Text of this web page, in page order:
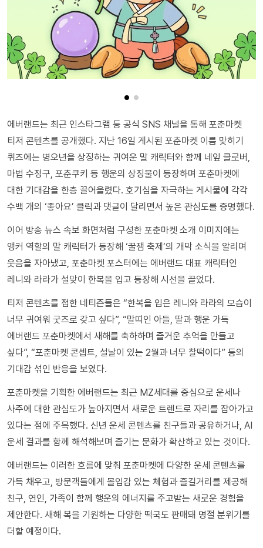
에버랜드는 최근 인스타그램 등 공식 SNS 채널을 통해 포춘마켓
티저 콘텐츠를 공개했다. 지난 16일 게시된 포춘마켓 이름 맞히기
퀴즈에는 병오년을 상징하는 귀여운 말 캐릭터와 함께 네잎 클로버,
마법 수정구, 포춘쿠키 등 행운의 상징물이 등장하며 포춘마켓에
대한 기대감을 한층 끌어올렸다. 호기심을 자극하는 게시물에 각각
수백 개의 ‘좋아요’ 클릭과 댓글이 달리면서 높은 관심도를 증명했다.
이어 방송 뉴스 속보 화면처럼 구성한 포춘마켓 소개 이미지에는
앵커 역할의 말 캐릭터가 등장해 ‘꿀잼 축제’의 개막 소식을 알리며
웃음을 자아냈고, 포춘마켓 포스터에는 에버랜드 대표 캐릭터인
레니와 라라가 설맞이 한복을 입고 등장해 시선을 끌었다.
티저 콘텐츠를 접한 네티즌들은 “한복을 입은 레니와 라라의 모습이
너무 귀여워 굿즈로 갖고 싶다”, “말띠인 아들, 딸과 행운 가득
에버랜드 포춘마켓에서 새해를 축하하며 즐거운 추억을 만들고
싶다”, “포춘마켓 콘셉트, 설날이 있는 2월과 너무 찰떡이다” 등의
기대감 섞인 반응을 보였다.
포춘마켓을 기획한 에버랜드는 최근 MZ세대를 중심으로 운세나
사주에 대한 관심도가 높아지면서 새로운 트렌드로 자리를 잡아가고
있다는 점에 주목했다. 신년 운세 콘텐츠를 친구들과 공유하거나, AI
운세 결과를 함께 해석해보며 즐기는 문화가 확산하고 있는 것이다.
에버랜드는 이러한 흐름에 맞춰 포춘마켓에 다양한 운세 콘텐츠를
가득 채우고, 방문객들에게 몰입감 있는 체험과 즐길거리를 제공해
친구, 연인, 가족이 함께 행운의 에너지를 주고받는 새로운 경험을
제안한다. 새해 복을 기원하는 다양한 떡국도 판매돼 명절 분위기를
더할 예정이다.